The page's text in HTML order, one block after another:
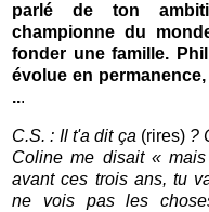
parlé de ton
championne du
fonder une famille.
évolue en
...
C.S. : Il t'a dit ça (rires) ?
Coline me disait «
avant ces trois ans, tu
ne vois pas les